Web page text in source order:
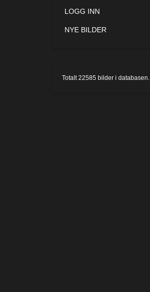
LOGG INN
NYE BILDER
Totalt22585 bilder i databasen.